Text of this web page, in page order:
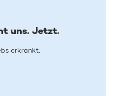
uns. Jetzt.
erkrankt.